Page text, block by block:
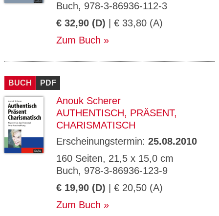
Buch, 978-3-86936-112-3
€ 32,90 (D) | € 33,80 (A)
Zum Buch
BUCH PDF
Anouk Scherer
AUTHENTISCH, PRÄSENT,
CHARISMATISCH
Erscheinungstermin: 25.08.2010
160 Seiten, 21,5 x 15,0 cm
Buch, 978-3-86936-123-9
€ 19,90 (D) | € 20,50 (A)
Zum Buch